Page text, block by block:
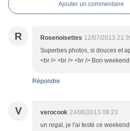
Ajouter un commentaire
R Rosenoisettes 12/07/2013
Superbes photos, si douces et
<br /> <br /> <br /> Bon weekend
Répondre
V verocook 24/06/2013 08:23
un regal, je l'ai testé ce